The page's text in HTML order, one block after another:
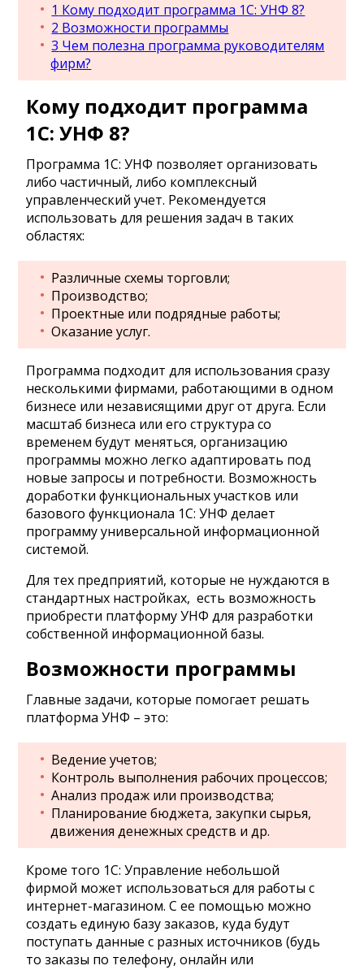
1 Кому подходит программа 1С: УНФ 8?
2 Возможности программы
3 Чем полезна программа руководителям
фирм?
Кому подходит программа
1С: УНФ 8?
Программа 1С: УНФ позволяет организовать
либо частичный, либо комплексный
управленческий учет. Рекомендуется
использовать для решения задач в таких
областях:
Различные схемы торговли;
Производство;
Проектные или подрядные работы;
Оказание услуг.
Программа подходит для использования сразу
несколькими фирмами, работающими в одном
бизнесе или независящими друг от друга. Если
масштаб бизнеса или его структура со
временем будут меняться, организацию
программы можно легко адаптировать под
новые запросы и потребности. Возможность
доработки функциональных участков или
базового функционала 1С: УНФ делает
программу универсальной информационной
системой.
Для тех предприятий, которые не нуждаются в
стандартных настройках, есть возможность
приобрести платформу УНФ для разработки
собственной информационной базы.
Возможности программы
Главные задачи, которые помогает решать
платформа УНФ – это:
Ведение учетов;
Контроль выполнения рабочих процессов;
Анализ продаж или производства;
Планирование бюджета, закупки сырья,
движения денежных средств и др.
Кроме того 1С: Управление небольшой
фирмой может использоваться для работы с
интернет-магазином. С ее помощью можно
создать единую базу заказов, куда будут
поступать данные с разных источников (будь
то заказы по телефону, онлайн или